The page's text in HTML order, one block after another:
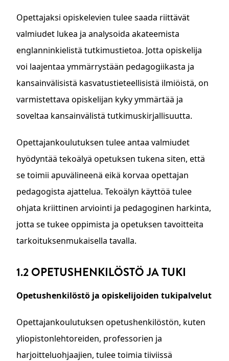
Opettajaksi opiskelevien tulee saada riittävät
valmiudet lukea ja analysoida akateemista
englanninkielistä tutkimustietoa. Jotta opiskelija
voi laajentaa ymmärrystään pedagogiikasta ja
kansainvälisistä kasvatustieteellisistä ilmiöistä, on
varmistettava opiskelijan kyky ymmärtää ja
soveltaa kansainvälistä tutkimuskirjallisuutta.
Opettajankoulutuksen tulee antaa valmiudet
hyödyntää tekoälyä opetuksen tukena siten, että
se toimii apuvälineenä eikä korvaa opettajan
pedagogista ajattelua. Tekoälyn käyttöä tulee
ohjata kriittinen arviointi ja pedagoginen harkinta,
jotta se tukee oppimista ja opetuksen tavoitteita
tarkoituksenmukaisella tavalla.
1.2 OPETUSHENKILÖSTÖ JA TUKI
Opetushenkilöstö ja opiskelijoiden tukipalvelut
Opettajankoulutuksen opetushenkilöstön, kuten
yliopistonlehtoreiden, professorien ja
harjoitteluohjaajien, tulee toimia tiiviissä